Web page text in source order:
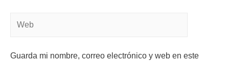
Guarda mi nombre, correo electrónico y web en este